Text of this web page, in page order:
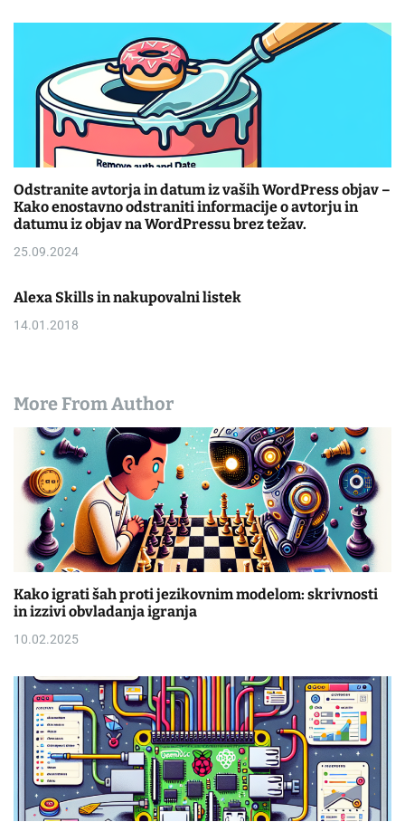
Odstranite avtorja in datum iz vaših WordPress objav –
Kako enostavno odstraniti informacije o avtorju in
datumu iz objav na WordPressu brez težav.
25.09.2024
Alexa Skills in nakupovalni listek
14.01.2018
More From Author
Kako igrati šah proti jezikovnim modelom: skrivnosti
in izzivi obvladanja igranja
10.02.2025